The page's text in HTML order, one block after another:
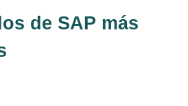
de SAP más